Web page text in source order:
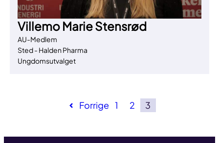
Villemo Marie Stensrød
AU-Medlem
Sted - Halden Pharma
Ungdomsutvalget
Forrige 1 2
3